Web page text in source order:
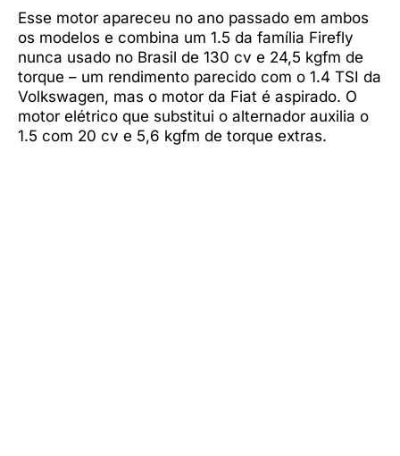
Esse motor apareceu no ano passado em ambos
os modelos e combina um 1.5 da família Firefly
nunca usado no Brasil de 130 cv e 24,5 kgfm de
torque – um rendimento parecido com o 1.4 TSI da
Volkswagen, mas o motor da Fiat é aspirado. O
motor elétrico que substitui o alternador auxilia o
1.5 com 20 cv e 5,6 kgfm de torque extras.